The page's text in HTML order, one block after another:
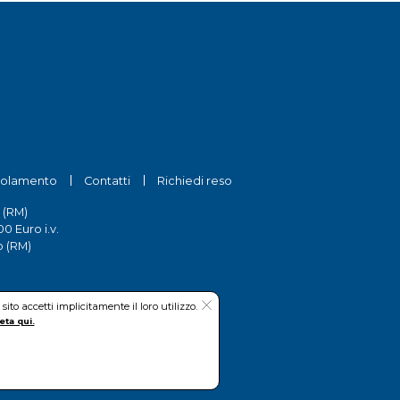
Contatti Richiedi reso
Euro i.v.
accetti implicitamente il loro utilizzo.
qui.